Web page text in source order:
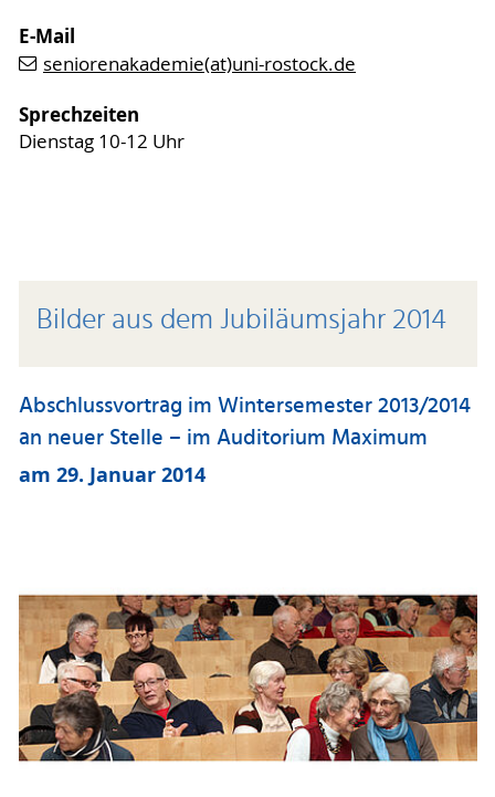
E-Mail
seniorenakademie(at)uni-rostock.de
Sprechzeiten
Dienstag 10-12 Uhr
Bilder aus dem Jubiläumsjahr 2014
Abschlussvortrag im Wintersemester 2013/2014
an neuer Stelle – im Auditorium Maximum
am 29. Januar 2014